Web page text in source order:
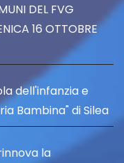
DEL FVG
16 OTTOBRE
dell'infanzia e
Bambina" di Silea
la